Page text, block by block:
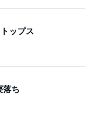
ップス
落ち